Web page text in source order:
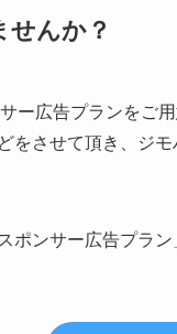
せんか？
ー広告プランをご用
をさせて頂き、ジ
ポンサー広告プラ